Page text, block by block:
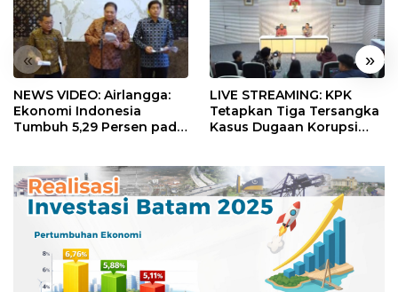
« »
NEWS VIDEO: Airlangga:
Ekonomi Indonesia
Tumbuh 5,29 Persen pada
LIVE STREAMING: KPK
Tetapkan Tiga Tersangka
Kasus Dugaan Korupsi